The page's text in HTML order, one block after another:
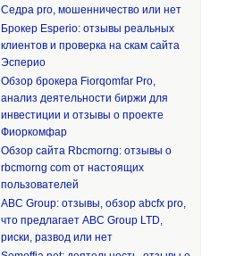
Седра pro, мошенничество или нет
Брокер Esperio: отзывы реальных
клиентов и проверка на скам сайта
Эсперио
Обзор брокера Fiorqomfar Pro,
анализ деятельности биржи для
инвестиции и отзывы о проекте
Фиоркомфар
Обзор сайта Rbcmorng: отзывы о
rbcmorng com от настоящих
пользователей
ABC Group: отзывы, обзор abcfx pro,
что предлагает ABC Group LTD,
риски, развод или нет